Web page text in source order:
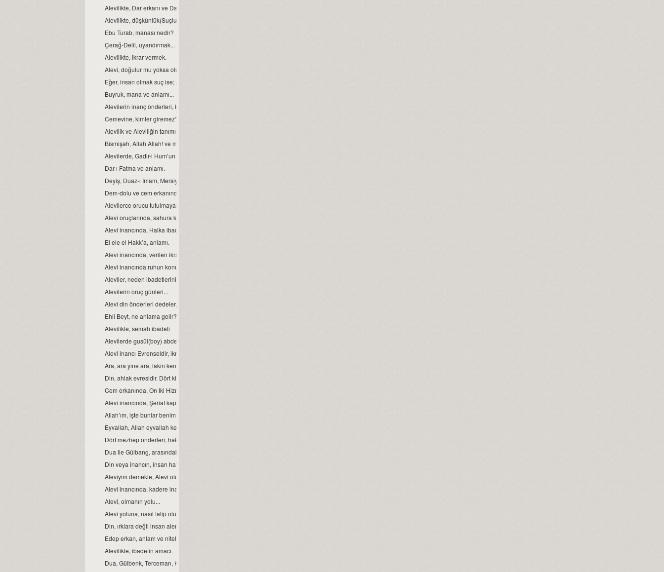
Alevilikte, Dar erkanı ve Dar duruşları…
Alevilikte, düşkünlük(Suçluluk hali).
Ebu Turab, manası nedir?
Çerağ-Delil, uyandırmak...
Alevilikte, ikrar vermek.
Alevi, doğulur mu yoksa olunur mu?
Eğer, insan olmak suç ise; Aleviler bu suçu, Kerbela'da kabullendiler
Buyruk, mana ve anlamı...
Alevilerin inanç önderleri, kimlerdir?
Cemevine, kimler giremez?
Alevilik ve Aleviliğin tanımı...
Bismişah, Allah Allah! ve manası.
Alevilerde, Gadir-i Hum’un önemi
Dar-ı Fatma ve anlamı.
Deyiş, Duaz-ı Imam, Mersiye, Ağıt, gibi nefeslerin Alevi inancındaki yeri nedir?
Dem-dolu ve cem erkanında, dağıtılan suyun manası...
Alevilerce orucu tutulmayan Ramazan’ın bayramını kutlamaları, gerçeği yansıtmıyor.
Alevi oruçlarında, sahura kalmak yoktur ve matem ayında dikkat edilmesi gereken hususlar.
Alevi inancında, Halka ibadeti ve semahın konumnu...
El ele el Hakk’a, anlamı.
Alevi inancında, verilen ikrarın manası.
Alevi inancında ruhun konumu, anlam ve önemi…
Aleviler, neden ibadetlerini camide yapmazlar?
Alevilerin oruç günleri...
Alevi din önderleri dedeler, kimin soyundan gelirler?
Ehli Beyt, ne anlama gelir?
Alevilikte, semah ibadeti
Alevilerde gusül(boy) abdesti, haremlik ve selamlık.
Alevi inancı Evrenseldir, ikrar verenler de Evrensel düşünmelidir.
Ara, ara yine ara, lakin kendinde ara...
Din, ahlak evresidir. Dört kitap ise, ahlakın evrelerdir.
Cem erkanında, On Iki Hizmetten biri de semahtır...
Alevi inancında, Şeriat kapısı.
Allah’ım, işte bunlar benim Ehli Beyt’imdir...
Eyvallah, Allah eyvallah kelime anlamları.
Dört mezhep önderleri, hakkında.
Dua ile Gülbang, arasındaki fark.
Din veya inancın, insan hayatındaki yeri ve önemi.
Aleviyim demekle, Alevi olunmaz.
Alevi inancında, kadere inanmak veya kadercilik var mıdır?
Alevi, olmanın yolu...
Alevi yoluna, nasıl talip olunur?
Din, ırklara değil insan alemine inmiştir.
Edep erkan, anlam ve nitelikleri.
Alevilikte, ibadetin amacı.
Dua, Gülbenk, Terceman, Kelime-i Tevhid ve Salavat manaları...